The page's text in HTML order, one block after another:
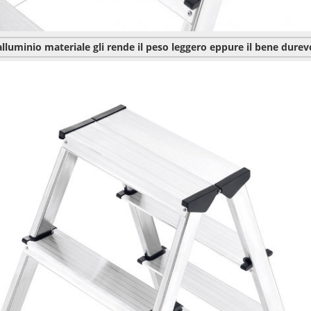
materiale gli rende il peso leggero eppure il bene